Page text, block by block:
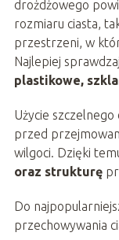
drożdżowego
rozmiaru ciasta,
przestrzeni, w
Najlepiej
plastikowe,
Użycie
przed
wilgoci. Dzięki
oraz strukturę
Do
przechowywania